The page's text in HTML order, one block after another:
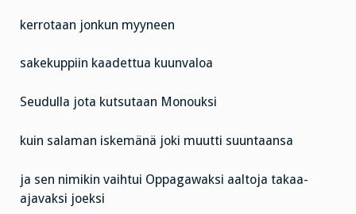
kerrotaan jonkun myyneen
sakekuppiin kaadettua kuunvaloa
Seudulla jota kutsutaan Monouksi
kuin salaman iskemänä joki muutti suuntaansa
ja sen nimikin vaihtui Oppagawaksi aaltoja takaa-
ajavaksi joeksi